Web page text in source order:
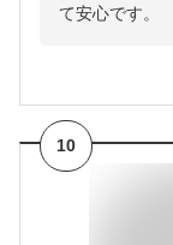
て安心です。
10